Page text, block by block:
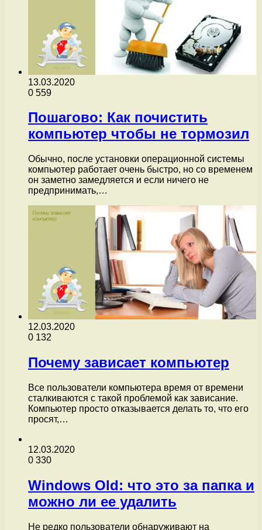
13.03.2020
0 559
Пошагово: Как почистить
компьютер чтобы не тормозил
Обычно, после установки операционной системы
компьютер работает очень быстро, но со временем
он заметно замедляется и если ничего не
предпринимать,…
12.03.2020
0 132
Почему зависает компьютер
Все пользователи компьютера время от времени
сталкиваются с такой проблемой как зависание.
Компьютер просто отказывается делать то, что его
просят,…
12.03.2020
0 330
Windows Old: что это за папка и
можно ли ее удалить
Не редко пользователи обнаруживают на